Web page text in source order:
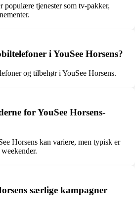
populære tjenester som tv-pakker,
i YouSee Horsens?
og tilbehør i YouSee Horsens.
for YouSee Horsens-
Horsens kan variere, men typisk er
særlige kampagner